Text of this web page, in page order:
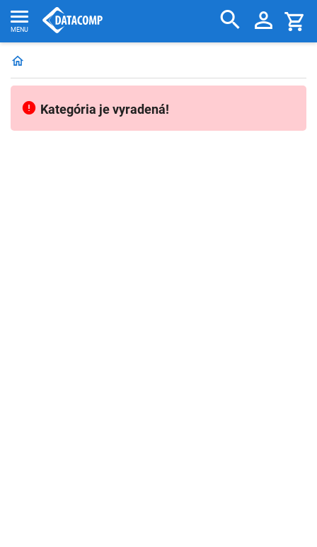
Kategória je vyradená!